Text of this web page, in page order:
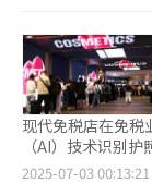
了商务会谈。 不过，有分析指出，中国经济持续疲软可能导致游
客购买力不及以往
弘大等特色商圈消
内人士表示：“客
价，并与欧利芙洋
位。”
在
一同乘坐破冰船探
艺设计师黄智惠（
联酋阿布扎比举行
息区。 “ORIGIN”等级客户则与前首尔峨山医院内科教授郑熙源
（音）同行，在
与韩国国家遗产厅
线。 “VIA SHINSEGAE”所有旅游产品均配有全流程尊享服务，
现代免税店在免税
（AI）技术识别
税店业界2日消息
2025-07-03 00:13:21